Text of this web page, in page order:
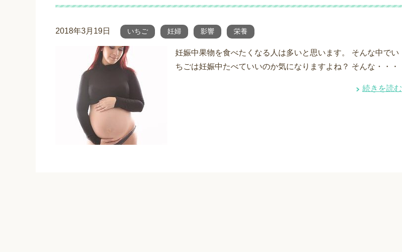
2018年3月19日 いちご 妊婦 影響 栄養
妊娠中果物を食べたくなる人は多いと思います。 そんな中でい
ちごは妊娠中たべていいのか気になりますよね？ そんな・・・
続きを読む